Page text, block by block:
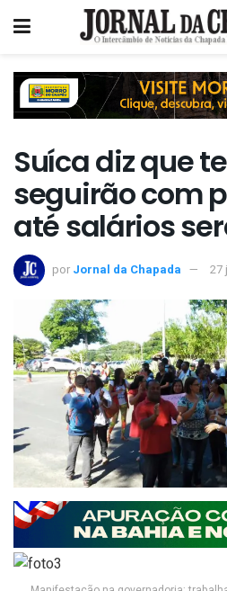
Suíca diz que
seguirão com
até salários
por Jornal da Chapada 27